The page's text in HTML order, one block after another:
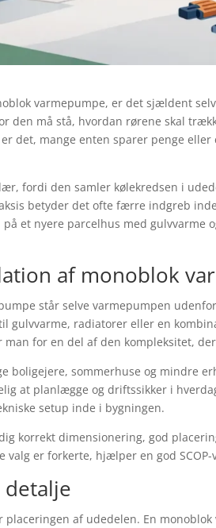
varmepumpe, er det sjældent
den må stå, hvordan rørene skal
det, mange enten sparer penge
fordi den samler kølekredsen i
betyder det ofte færre indgreb
et nyere parcelhus med gulvvarme
af monoblok
står selve varmepumpen
gulvvarme, radiatorer eller en
for en del af den kompleksitet,
boligejere, sommerhuse og mindre
at planlægge og driftssikker i
setup inde i bygningen.
korrekt dimensionering, god
valg er forkerte, hjælper en god
detalje
placeringen af udedelen. En